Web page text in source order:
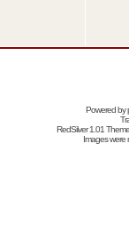
Powered by
RedSilver 1.01
Images were